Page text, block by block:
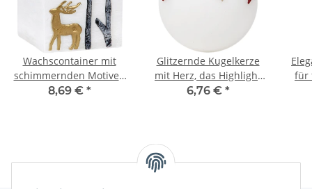
Wachscontainer mit
schimmernden Motiven
für dein Zuhause
8,69 € *
Glitzernde Kugelkerze
mit Herz, das Highlight
für Verliebte
6,76 € *
für